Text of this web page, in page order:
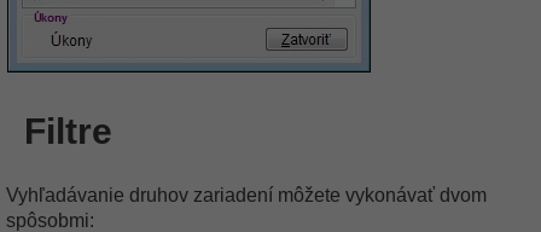
Filtre
Vyhľadávanie druhov zariadení môžete vykonávať dvom
spôsobmi: